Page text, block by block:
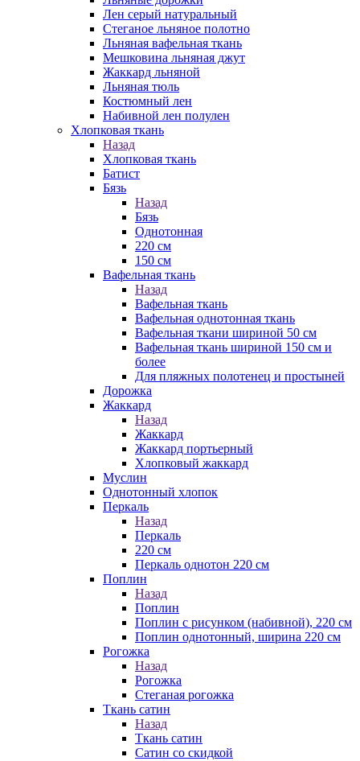
Лен серый натуральный
Стеганое льняное полотно
Льняная вафельная ткань
Мешковина льняная джут
Жаккард льняной
Льняная тюль
Костюмный лен
Набивной лен полулен
Хлопковая ткань
Назад
Хлопковая ткань
Батист
Бязь
Назад
Бязь
Однотонная
220 см
150 см
Вафельная ткань
Назад
Вафельная ткань
Вафельная однотонная ткань
Вафельная ткани шириной 50 см
Вафельная ткань шириной 150 см и
более
Для пляжных полотенец и простыней
Дорожка
Жаккард
Назад
Жаккард
Жаккард портьерный
Хлопковый жаккард
Муслин
Однотонный хлопок
Перкаль
Назад
Перкаль
220 см
Перкаль однотон 220 см
Поплин
Назад
Поплин
Поплин с рисунком (набивной), 220 см
Поплин однотонный, ширина 220 см
Рогожка
Назад
Рогожка
Стеганая рогожка
Ткань сатин
Назад
Ткань сатин
Сатин со скидкой